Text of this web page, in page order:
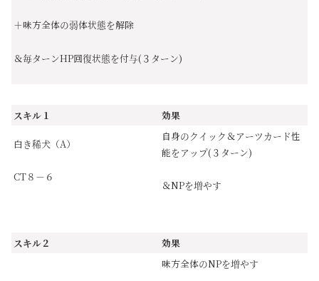
＋味方全体の弱体状態を解除
＆毎ターンHP回復状態を付与(３ターン)
スキル１ 効果
白き稀犬（A）
CT８－６
自身のクイック＆アーツカード性
能をアップ(３ターン)
＆NPを増やす
スキル２ 効果
味方全体のNPを増やす